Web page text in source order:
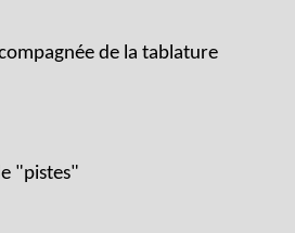
de la tablature
"pistes"